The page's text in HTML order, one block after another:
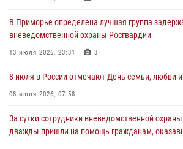
разрешительной работы Росгвардии
сдать оружие за вознаграждение
23 июля 2026, 22:45
В Приморье определена лучшая группа
вневедомственной охраны Росгвардии
13 июля 2026, 23:31 3
8 июля в России отмечают День семьи, любви и
08 июля 2026, 07:58
За сутки сотрудники вневедомственной
дважды пришли на помощь гражданам,